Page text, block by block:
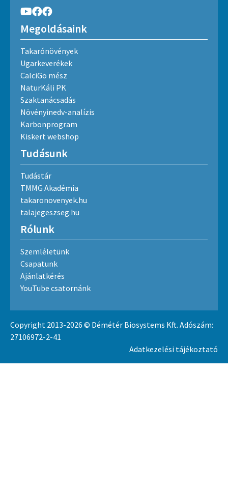
Megoldásaink
Takarónövények
Ugarkeverékek
CalciGo mész
NaturKáli PK
Szaktanácsadás
Növényinedv-analízis
Karbonprogram
Kiskert webshop
Tudásunk
Tudástár
TMMG Akadémia
takaronovenyek.hu
talajegeszseg.hu
Rólunk
Szemléletünk
Csapatunk
Ajánlatkérés
YouTube csatornánk
Copyright 2013-2026 © Démétér Biosystems Kft. Adószám:
27106972-2-41
Adatkezelési tájékoztató